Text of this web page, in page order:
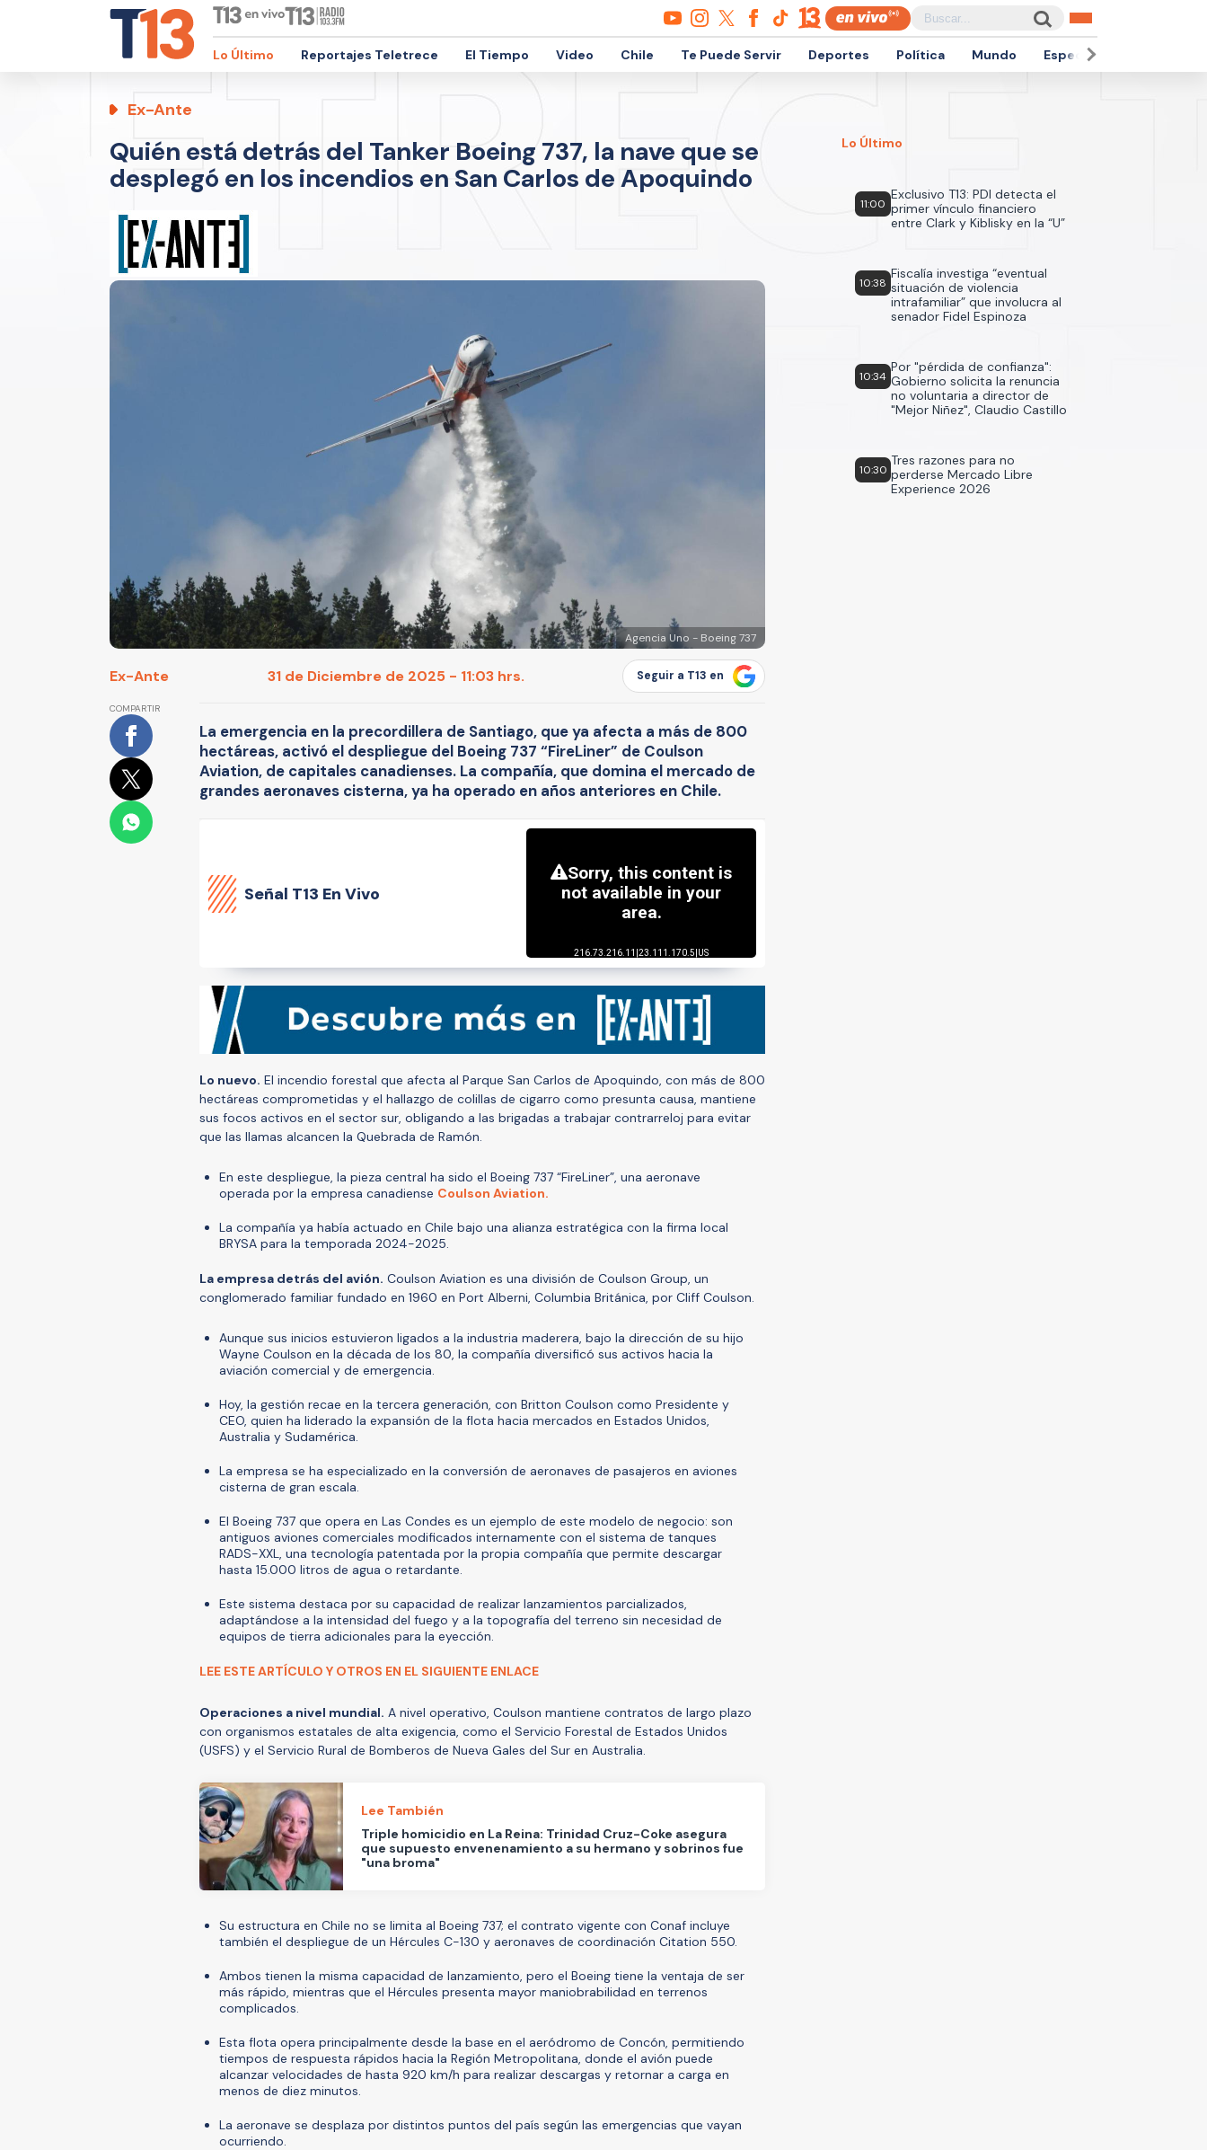
Lo Último Reportajes Teletrece El Tiempo Video Chile Te Puede Servir Deportes Política Mundo Espectáculos
Ex-Ante
Quién está detrás del Tanker Boeing 737, la nave que se
desplegó en los incendios en San Carlos de Apoquindo
Agencia Uno - Boeing 737
Ex-Ante 31 de Diciembre de 2025 - 11:03 hrs. Seguir a T13 en
COMPARTIR
La emergencia en la precordillera de Santiago, que ya afecta a más de 800
hectáreas, activó el despliegue del Boeing 737 “FireLiner” de Coulson
Aviation, de capitales canadienses. La compañía, que domina el mercado de
grandes aeronaves cisterna, ya ha operado en años anteriores en Chile.
Señal T13 En Vivo
Lo nuevo. El incendio forestal que afecta al Parque San Carlos de Apoquindo, con más de 800
hectáreas comprometidas y el hallazgo de colillas de cigarro como presunta causa, mantiene
sus focos activos en el sector sur, obligando a las brigadas a trabajar contrarreloj para evitar
que las llamas alcancen la Quebrada de Ramón.
En este despliegue, la pieza central ha sido el Boeing 737 “FireLiner”, una aeronave
operada por la empresa canadiense Coulson Aviation.
La compañía ya había actuado en Chile bajo una alianza estratégica con la firma local
BRYSA para la temporada 2024-2025.
La empresa detrás del avión. Coulson Aviation es una división de Coulson Group, un
conglomerado familiar fundado en 1960 en Port Alberni, Columbia Británica, por Cliff Coulson.
Aunque sus inicios estuvieron ligados a la industria maderera, bajo la dirección de su hijo
Wayne Coulson en la década de los 80, la compañía diversificó sus activos hacia la
aviación comercial y de emergencia.
Hoy, la gestión recae en la tercera generación, con Britton Coulson como Presidente y
CEO, quien ha liderado la expansión de la flota hacia mercados en Estados Unidos,
Australia y Sudamérica.
La empresa se ha especializado en la conversión de aeronaves de pasajeros en aviones
cisterna de gran escala.
El Boeing 737 que opera en Las Condes es un ejemplo de este modelo de negocio: son
antiguos aviones comerciales modificados internamente con el sistema de tanques
RADS-XXL, una tecnología patentada por la propia compañía que permite descargar
hasta 15.000 litros de agua o retardante.
Este sistema destaca por su capacidad de realizar lanzamientos parcializados,
adaptándose a la intensidad del fuego y a la topografía del terreno sin necesidad de
equipos de tierra adicionales para la eyección.
LEE ESTE ARTÍCULO Y OTROS EN EL SIGUIENTE ENLACE
Operaciones a nivel mundial. A nivel operativo, Coulson mantiene contratos de largo plazo
con organismos estatales de alta exigencia, como el Servicio Forestal de Estados Unidos
(USFS) y el Servicio Rural de Bomberos de Nueva Gales del Sur en Australia.
Lee También
Triple homicidio en La Reina: Trinidad Cruz-Coke asegura
que supuesto envenenamiento a su hermano y sobrinos fue
"una broma"
Su estructura en Chile no se limita al Boeing 737; el contrato vigente con Conaf incluye
también el despliegue de un Hércules C-130 y aeronaves de coordinación Citation 550.
Ambos tienen la misma capacidad de lanzamiento, pero el Boeing tiene la ventaja de ser
más rápido, mientras que el Hércules presenta mayor maniobrabilidad en terrenos
complicados.
Esta flota opera principalmente desde la base en el aeródromo de Concón, permitiendo
tiempos de respuesta rápidos hacia la Región Metropolitana, donde el avión puede
alcanzar velocidades de hasta 920 km/h para realizar descargas y retornar a carga en
menos de diez minutos.
La aeronave se desplaza por distintos puntos del país según las emergencias que vayan
ocurriendo.
Lo Último
11:00
Exclusivo T13: PDI detecta el
primer vínculo financiero
entre Clark y Kiblisky en la “U”
10:38
Fiscalía investiga “eventual
situación de violencia
intrafamiliar” que involucra al
senador Fidel Espinoza
10:34
Por "pérdida de confianza":
Gobierno solicita la renuncia
no voluntaria a director de
"Mejor Niñez", Claudio Castillo
10:30
Tres razones para no
perderse Mercado Libre
Experience 2026